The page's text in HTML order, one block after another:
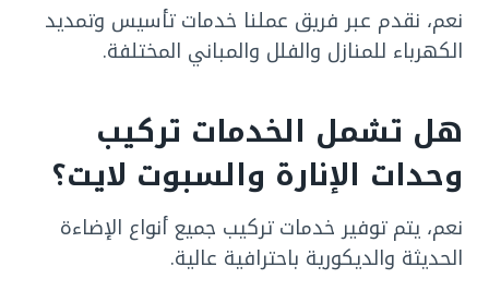
نعم، نقدم عبر فريق عملنا خدمات تأسيس وتمديد
الكهرباء للمنازل والفلل والمباني المختلفة.
هل تشمل الخدمات تركيب
وحدات الإنارة والسبوت لايت؟
نعم، يتم توفير خدمات تركيب جميع أنواع الإضاءة
الحديثة والديكورية باحترافية عالية.